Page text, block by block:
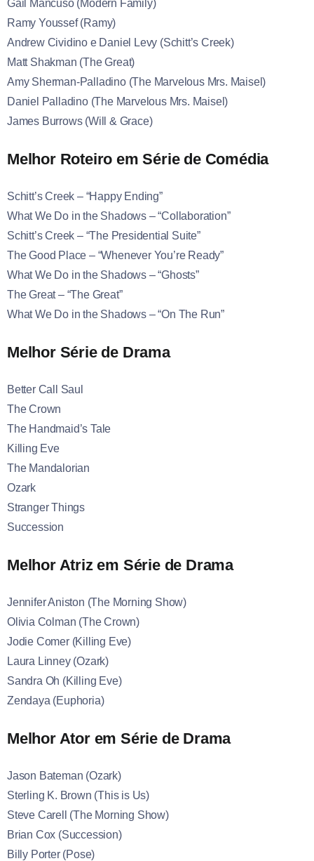
Gail Mancuso (Modern Family)
Ramy Youssef (Ramy)
Andrew Cividino e Daniel Levy (Schitt’s Creek)
Matt Shakman (The Great)
Amy Sherman-Palladino (The Marvelous Mrs. Maisel)
Daniel Palladino (The Marvelous Mrs. Maisel)
James Burrows (Will & Grace)
Melhor Roteiro em Série de Comédia
Schitt’s Creek – “Happy Ending”
What We Do in the Shadows – “Collaboration”
Schitt’s Creek – “The Presidential Suite”
The Good Place – “Whenever You’re Ready”
What We Do in the Shadows – “Ghosts”
The Great – “The Great”
What We Do in the Shadows – “On The Run”
Melhor Série de Drama
Better Call Saul
The Crown
The Handmaid’s Tale
Killing Eve
The Mandalorian
Ozark
Stranger Things
Succession
Melhor Atriz em Série de Drama
Jennifer Aniston (The Morning Show)
Olivia Colman (The Crown)
Jodie Comer (Killing Eve)
Laura Linney (Ozark)
Sandra Oh (Killing Eve)
Zendaya (Euphoria)
Melhor Ator em Série de Drama
Jason Bateman (Ozark)
Sterling K. Brown (This is Us)
Steve Carell (The Morning Show)
Brian Cox (Succession)
Billy Porter (Pose)